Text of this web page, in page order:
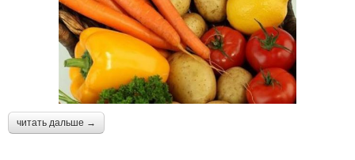
читать дальше →